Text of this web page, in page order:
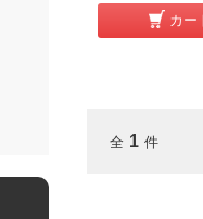
カー
全 1 件